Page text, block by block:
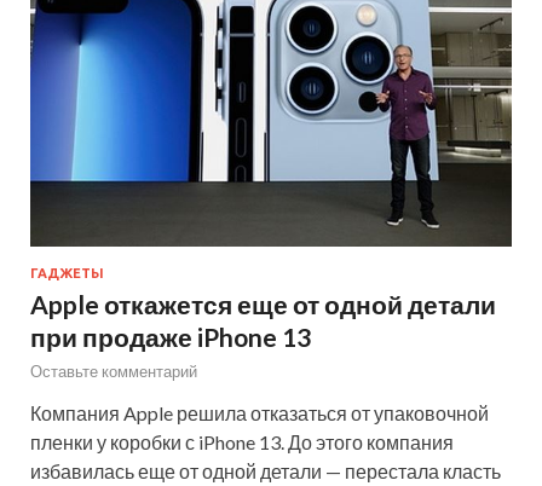
ГАДЖЕТЫ
Apple откажется еще от одной детали
при продаже iPhone 13
Оставьте комментарий
Компания Apple решила отказаться от упаковочной
пленки у коробки с iPhone 13. До этого компания
избавилась еще от одной детали — перестала класть